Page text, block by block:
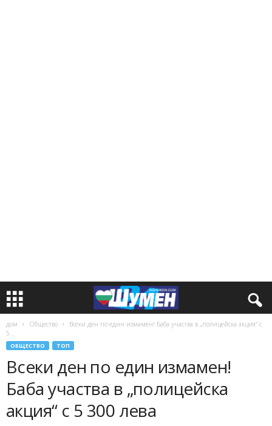
дом Общество
Всеки ден по един измамен! Баба участва в „полицейска акция“ с
5...
ОБЩЕСТВО ТОП
Всеки ден по един измамен!
Баба участва в „полицейска
акция“ с 5 300 лева